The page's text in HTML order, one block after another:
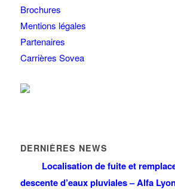
Brochures
Mentions légales
Partenaires
Carrières Sovea
DERNIÈRES NEWS
Localisation de fuite et
descente d’eaux pluviales – Alfa